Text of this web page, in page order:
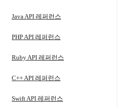
Java API 레퍼런스
PHP API 레퍼런스
Ruby API 레퍼런스
C++ API 레퍼런스
Swift API 레퍼런스